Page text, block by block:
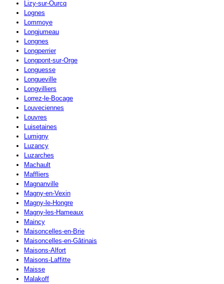
Lizy-sur-Ourcq
Lognes
Lommoye
Longjumeau
Longnes
Longperrier
Longpont-sur-Orge
Longuesse
Longueville
Longvilliers
Lorrez-le-Bocage
Louveciennes
Louvres
Luisetaines
Lumigny
Luzancy
Luzarches
Machault
Maffliers
Magnanville
Magny-en-Vexin
Magny-le-Hongre
Magny-les-Hameaux
Maincy
Maisoncelles-en-Brie
Maisoncelles-en-Gâtinais
Maisons-Alfort
Maisons-Laffitte
Maisse
Malakoff